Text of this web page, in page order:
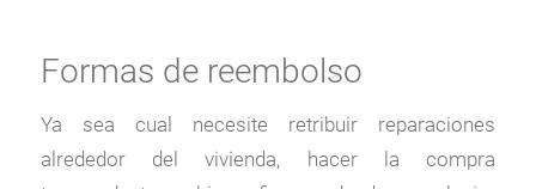
Formas de reembolso
Ya sea cual necesite retribuir reparaciones
alrededor del vivienda, hacer la compra